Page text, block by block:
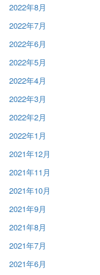
2022年8月
2022年7月
2022年6月
2022年5月
2022年4月
2022年3月
2022年2月
2022年1月
2021年12月
2021年11月
2021年10月
2021年9月
2021年8月
2021年7月
2021年6月